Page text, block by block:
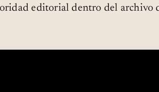
editorial dentro del archivo